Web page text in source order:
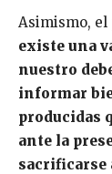
Asimismo, el
existe una
nuestro
informar
producidas
ante la
sacrificarse